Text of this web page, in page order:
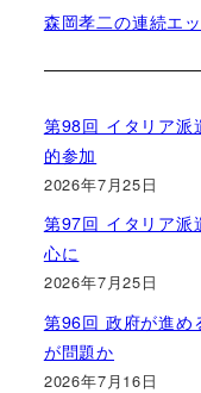
森岡孝二の連続エ
第98回 イタリア派
的参加
2026年7月25日
第97回 イタリア派
心に
2026年7月25日
第96回 政府が進め
が問題か
2026年7月16日